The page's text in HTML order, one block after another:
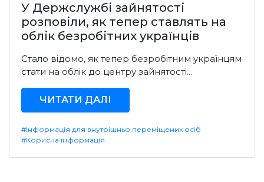
У Держслужбі зайнятості
розповіли, як тепер ставлять на
облік безробітних українців
Стало відомо, як тепер безробітним українцям
стати на облік до центру зайнятості...
ЧИТАТИ ДАЛІ
#Інформація для внутрішньо переміщених осіб
#Корисна інформація